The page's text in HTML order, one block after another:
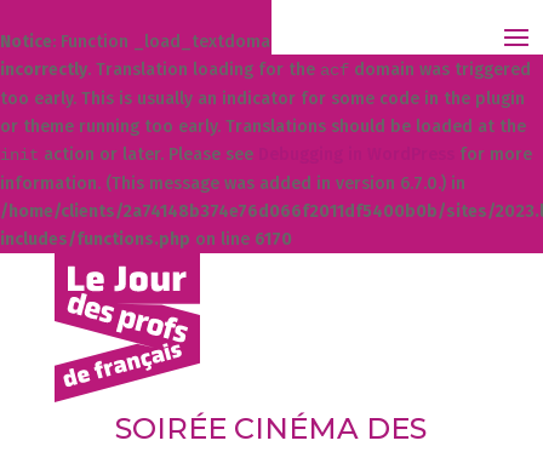
Notice: Function _load_textdomain_just_in_time was called
incorrectly. Translation loading for the acf domain was triggered
too early. This is usually an indicator for some code in the plugin
or theme running too early. Translations should be loaded at the
init action or later. Please see
for more
information. (This message was added in version 6.7.0.) in
/home/clients/2a74148b374e76d066f2011df5400b0b/sites/
includes/functions.php on line 6170
SOIRÉE CINÉMA DES